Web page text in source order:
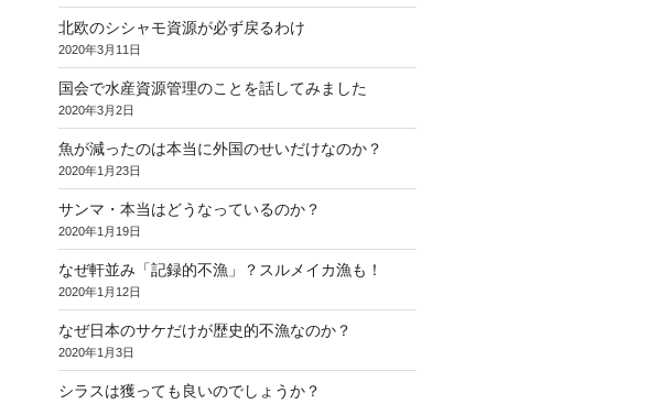
北欧のシシャモ資源が必ず戻るわけ
2020年3月11日
国会で水産資源管理のことを話してみました
2020年3月2日
魚が減ったのは本当に外国のせいだけなのか？
2020年1月23日
サンマ・本当はどうなっているのか？
2020年1月19日
なぜ軒並み「記録的不漁」？スルメイカ漁も！
2020年1月12日
なぜ日本のサケだけが歴史的不漁なのか？
2020年1月3日
シラスは獲っても良いのでしょうか？